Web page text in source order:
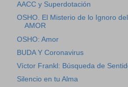
AACC y Superdotación
OSHO. El Misterio de lo Ignoro del
AMOR
OSHO: Amor
BUDA Y Coronavirus
Víctor Frankl: Búsqueda de
Silencio en tu Alma